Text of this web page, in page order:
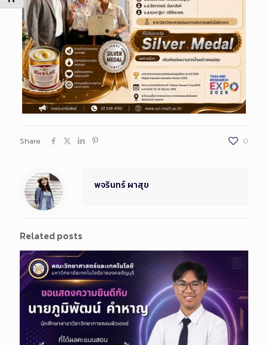
Share 0
พจรินทร์ ผาสุข
Related posts